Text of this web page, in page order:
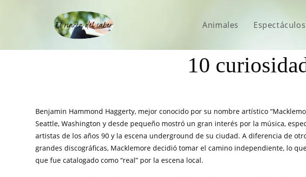
Animales
10
Benjamin Hammond Haggerty, mejor conocido por su nombre artístico
Seattle, Washington y desde pequeño mostró un gran interés por la música,
artistas de los años 90 y la escena underground de su ciudad. A diferencia de
grandes discográficas, Macklemore decidió tomar el camino independiente, lo
que fue catalogado como “real” por la escena local.